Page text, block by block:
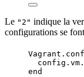
Le "2" indique la
configurations se
Vagrant .
config. vm .
end